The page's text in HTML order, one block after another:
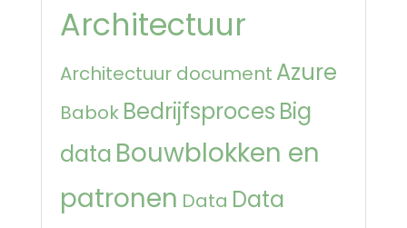
Architectuur
Architectuur document Azure
Babok Bedrijfsproces Big
data Bouwblokken en
patronen Data Data